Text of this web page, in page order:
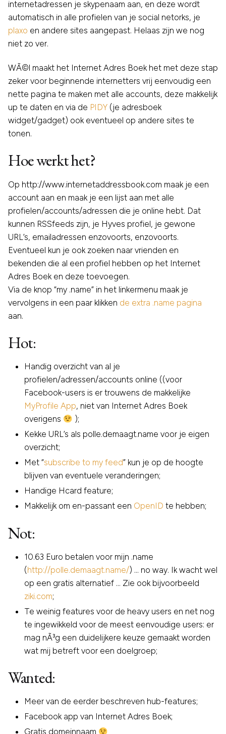
internetadressen je skypenaam aan, en deze wordt
automatisch in alle profielen van je social netorks, je
plaxo en andere sites aangepast. Helaas zijn we nog
niet zo ver.
WÃ©l maakt het Internet Adres Boek het met deze stap
zeker voor beginnende internetters vrij eenvoudig een
nette pagina te maken met alle accounts, deze makkelijk
up te daten en via de PIDY (je adresboek
widget/gadget) ook eventueel op andere sites te
tonen.
Hoe werkt het?
Op http://www.internetaddressbook.com maak je een
account aan en maak je een lijst aan met alle
profielen/accounts/adressen die je online hebt. Dat
kunnen RSSfeeds zijn, je Hyves profiel, je gewone
URL’s, emailadressen enzovoorts, enzovoorts.
Eventueel kun je ook zoeken naar vrienden en
bekenden die al een profiel hebben op het Internet
Adres Boek en deze toevoegen.
Via de knop “my .name” in het linkermenu maak je
vervolgens in een paar klikken de extra .name pagina
aan.
Hot:
Handig overzicht van al je
profielen/adressen/accounts online ((voor
Facebook-users is er trouwens de makkelijke
MyProfile App, niet van Internet Adres Boek
overigens
);
Kekke URL’s als polle.demaagt.name voor je eigen
overzicht;
Met “subscribe to my feed” kun je op de hoogte
blijven van eventuele veranderingen;
Handige Hcard feature;
Makkelijk om en-passant een OpenID te hebben;
Not:
10.63 Euro betalen voor mijn .name
(http://polle.demaagt.name/) … no way. Ik wacht wel
op een gratis alternatief … Zie ook bijvoorbeeld
ziki.com;
Te weinig features voor de heavy users en net nog
te ingewikkeld voor de meest eenvoudige users: er
mag nÃ³g een duidelijkere keuze gemaakt worden
wat mij betreft voor een doelgroep;
Wanted:
Meer van de eerder beschreven hub-features;
Facebook app van Internet Adres Boek;
Gratis domeinnaam